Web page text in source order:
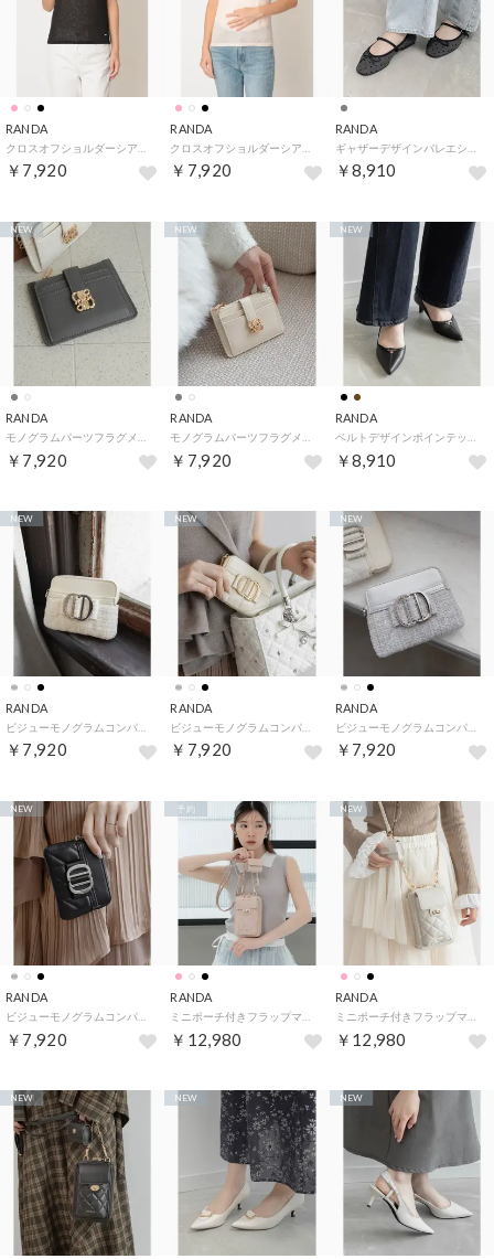
RANDA
￥7,920
RANDA
￥7,920
RANDA
￥8,910
RANDA
￥7,920
NEW
RANDA
￥7,920
NEW
RANDA
￥8,910
NEW
RANDA
￥7,920
NEW
RANDA
￥7,920
NEW
RANDA
ビジューモノグラムコンパクトカードケース （SILVER）
￥7,920
NEW
RANDA
￥7,920
NEW
RANDA
￥12,980
予約
RANDA
￥12,980
NEW
NEW NEW NEW